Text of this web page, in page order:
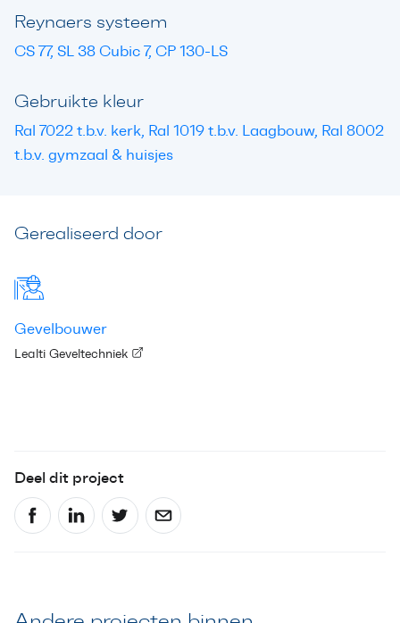
Reynaers systeem
CS 77, SL 38 Cubic 7, CP 130-LS
Gebruikte kleur
Ral 7022 t.b.v. kerk, Ral 1019 t.b.v. Laagbouw, Ral 8002
t.b.v. gymzaal & huisjes
Gerealiseerd door
Gevelbouwer
Lealti Geveltechniek
Deel dit project